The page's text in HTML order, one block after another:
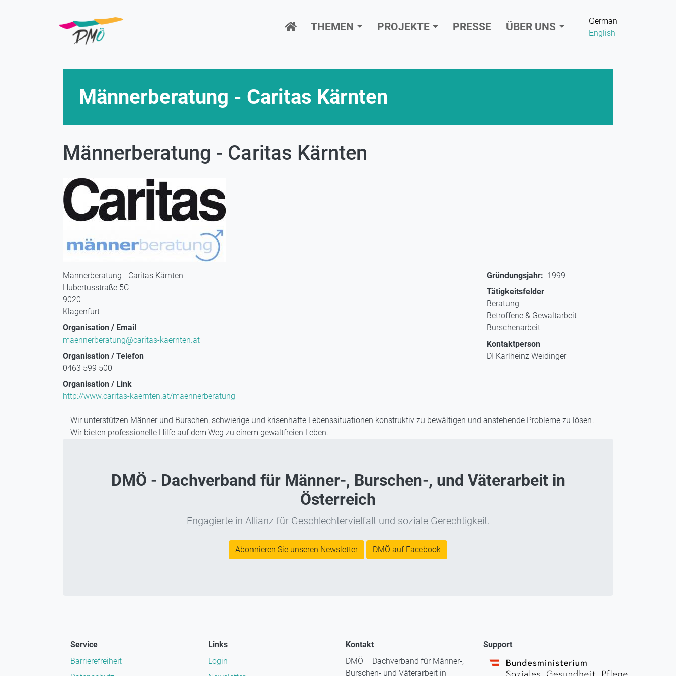
Hauptnavigation
THEMEN PROJEKTE PRESSE ÜBER UNS
German
English
Männerberatung - Caritas Kärnten
Männerberatung - Caritas Kärnten
Männerberatung - Caritas Kärnten
Hubertusstraße 5C
9020
Klagenfurt
Organisation / Email
maennerberatung@caritas-kaernten.at
Organisation / Telefon
0463 599 500
Organisation / Link
http://www.caritas-kaernten.at/maennerberatung
Gründungsjahr
1999
Tätigkeitsfelder
Beratung
Betroffene & Gewaltarbeit
Burschenarbeit
Kontaktperson
DI Karlheinz Weidinger
Wir unterstützen Männer und Burschen, schwierige und krisenhafte Lebenssituationen konstruktiv zu bewältigen und anstehende Probleme zu lösen.
Wir bieten professionelle Hilfe auf dem Weg zu einem gewaltfreien Leben.
DMÖ - Dachverband für Männer-, Burschen-, und Väterarbeit in
Österreich
Engagierte in Allianz für Geschlechtervielfalt und soziale Gerechtigkeit.
Abonnieren Sie unseren Newsletter DMÖ auf Facebook
Service
Barrierefreiheit
Links
Login
Kontakt
DMÖ – Dachverband für Männer-,
Burschen- und Väterarbeit in
Support